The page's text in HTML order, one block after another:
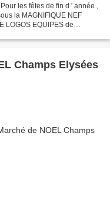
les fêtes de fin d ' année ,
la MAGNIFIQUE NEF
LOGOS EQUIPES de
Champs Elysées